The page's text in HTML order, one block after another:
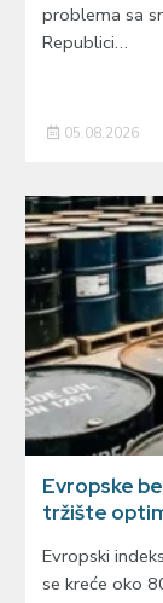
problema sa
Republici…
05.08.2026
Evropske
tržište
Evropski
se kreće oko